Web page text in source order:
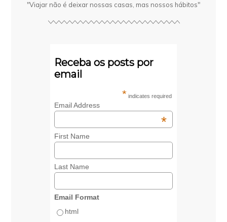
"Viajar não é deixar nossas casas, mas nossos hábitos"
Receba os posts por
email
* indicates required
Email Address
*
First Name
Last Name
Email Format
html